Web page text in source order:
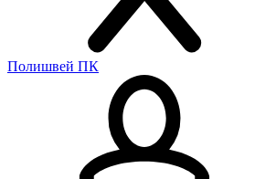
Полишвей ПК